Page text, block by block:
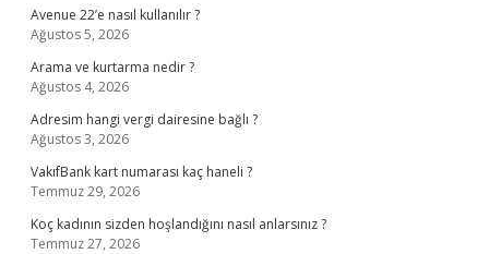
Avenue 22’e nasıl kullanılır ?
Ağustos 5, 2026
Arama ve kurtarma nedir ?
Ağustos 4, 2026
Adresim hangi vergi dairesine bağlı ?
Ağustos 3, 2026
VakıfBank kart numarası kaç haneli ?
Temmuz 29, 2026
Koç kadının sizden hoşlandığını nasıl anlarsınız ?
Temmuz 27, 2026